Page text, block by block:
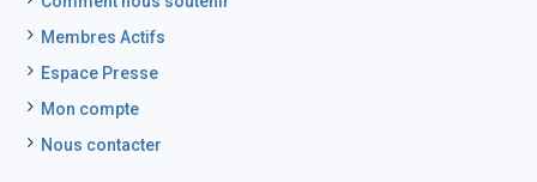
Membres Actifs
Espace Presse
Mon compte
Nous contacter